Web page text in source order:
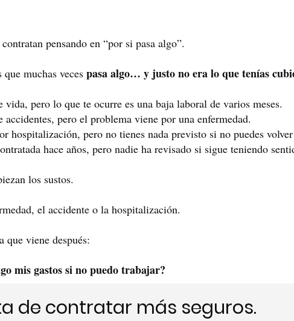
pensando en “por si pasa algo”.
muchas veces pasa algo… y justo no era lo que tenías
vida, pero lo que te ocurre es una baja laboral de varios meses.
accidentes, pero el problema viene por una enfermedad.
hospitalización, pero no tienes nada previsto si no puedes
hace años, pero nadie ha revisado si sigue teniendo
los sustos.
el accidente o la hospitalización.
que viene después:
mis gastos si no puedo trabajar?
de contratar más seguros.